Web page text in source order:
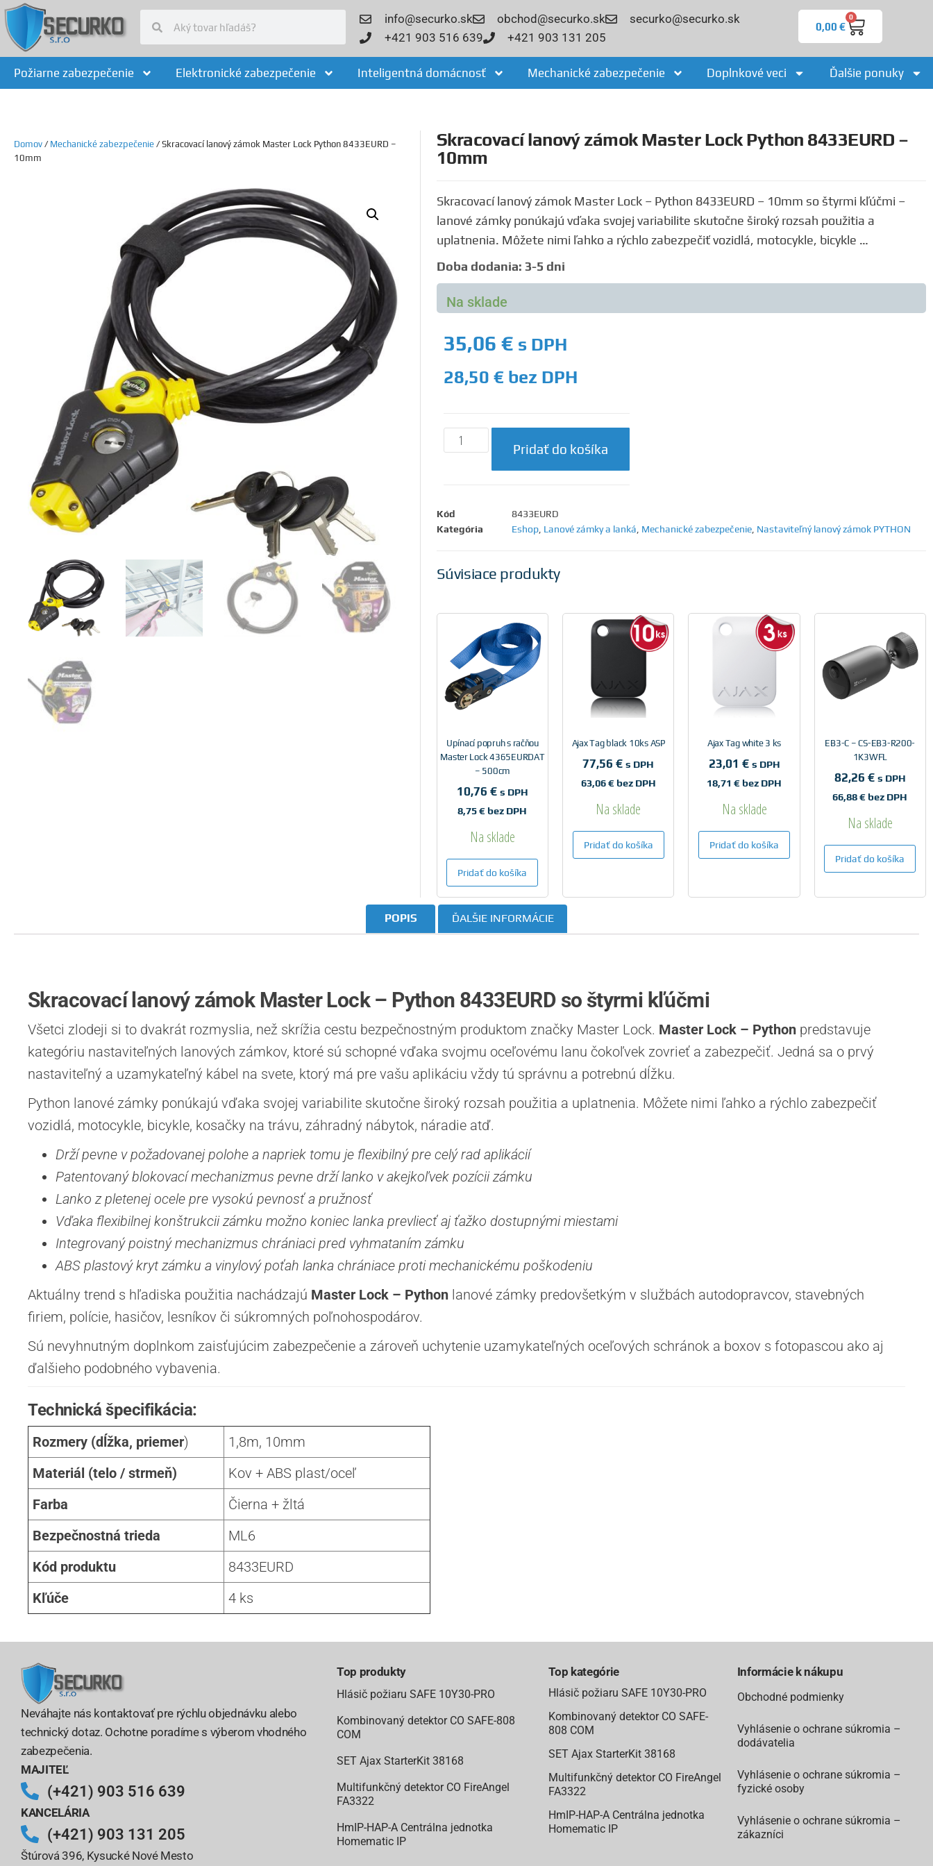
info@securko.sk obchod@securko.sk
securko@securko.sk
+421 903 516 639
+421 903 131 205
0,00 €
0
Požiarne zabezpečenie Elektronické zabezpečenie Inteligentná domácnosť Mechanické zabezpečenie Doplnkové veci Ďalšie ponuky
Domov / Mechanické zabezpečenie / Skracovací lanový zámok Master Lock Python 8433EURD –
10mm
Skracovací lanový zámok Master Lock Python 8433EURD –
10mm
Skracovací lanový zámok Master Lock – Python 8433EURD – 10mm so štyrmi kľúčmi –
lanové zámky ponúkajú vďaka svojej variabilite skutočne široký rozsah použitia a
uplatnenia. Môžete nimi ľahko a rýchlo zabezpečiť vozidlá, motocykle, bicykle …
Doba dodania: 3-5 dni
Na sklade
35,06 € s DPH
28,50 €bez DPH
Pridať do košíka
Kód
8433EURD
Kategória
Eshop, Lanové zámky a lanká Mechanické zabezpečenie, Nastaviteľný lanový zámok PYTHON
Súvisiace produkty
Upínací popruh s račňou
Master Lock 4365EURDAT
– 500cm
10,76 € s DPH
8,75€ bez DPH
Na sklade
Pridať do košíka
Ajax Tag black 10ks ASP
77,56€ s DPH
63,06€bez DPH
Na sklade
Pridať do košíka
Ajax Tag white 3 ks
23,01 € s DPH
18,71€ bez DPH
Na sklade
Pridať do košíka
EB3-C – CS-EB3-R200-
1K3WFL
82,26 € s DPH
66,88€ bez DPH
Na sklade
Pridať do košíka
POPIS ĎALŠIE INFORMÁCIE
Skracovací lanový zámok Master Lock – Python 8433EURD so štyrmi kľúčmi
Všetci zlodeji si to dvakrát rozmyslia, než skrížia cestu bezpečnostným produktom značky Master Lock. Master Lock – Python predstavuje
kategóriu nastaviteľných lanových zámkov, ktoré sú schopné vďaka svojmu oceľovému lanu čokoľvek zovrieť a zabezpečiť. Jedná sa o prvý
nastaviteľný a uzamykateľný kábel na svete, ktorý má pre vašu aplikáciu vždy tú správnu a potrebnú dĺžku.
Python lanové zámky ponúkajú vďaka svojej variabilite skutočne široký rozsah použitia a uplatnenia. Môžete nimi ľahko a rýchlo zabezpečiť
vozidlá, motocykle, bicykle, kosačky na trávu, záhradný nábytok, náradie atď.
Drží pevne v požadovanej polohe a napriek tomu je flexibilný pre celý rad aplikácií
Patentovaný blokovací mechanizmus pevne drží lanko v akejkoľvek pozícii zámku
Lanko z pletenej ocele pre vysokú pevnosť a pružnosť
Vďaka flexibilnej konštrukcii zámku možno koniec lanka prevliecť aj ťažko dostupnými miestami
Integrovaný poistný mechanizmus chrániaci pred vyhmataním zámku
ABS plastový kryt zámku a vinylový poťah lanka chrániace proti mechanickému poškodeniu
Aktuálny trend s hľadiska použitia nachádzajú Master Lock – Python lanové zámky predovšetkým v službách autodopravcov, stavebných
firiem, polície, hasičov, lesníkov či súkromných poľnohospodárov.
Sú nevyhnutným doplnkom zaisťujúcim zabezpečenie a zároveň uchytenie uzamykateľných oceľových schránok a boxov s fotopascou ako aj
ďalšieho podobného vybavenia.
Technická špecifikácia:
Rozmery (dĺžka, priemer)
1,8m, 10mm
Materiál (telo / strmeň)
Kov + ABS plast/oceľ
Farba
Čierna + žltá
Bezpečnostná trieda
ML6
Kód produktu
8433EURD
Kľúče
4 ks
Neváhajte nás kontaktovať pre rýchlu objednávku alebo
technický dotaz. Ochotne poradíme s výberom vhodného
zabezpečenia.
MAJITEĽ
(+421) 903 516 639
KANCELÁRIA
(+421) 903 131 205
Štúrová 396, Kysucké Nové Mesto
Top produkty
Hlásič požiaru SAFE 10Y30-PRO
Kombinovaný detektor CO SAFE-808
COM
SET Ajax StarterKit 38168
Multifunkčný detektor CO FireAngel
FA3322
HmIP-HAP-A Centrálna jednotka
Homematic IP
Top kategórie
Hlásič požiaru SAFE 10Y30-PRO
Kombinovaný detektor CO SAFE-
808 COM
SET Ajax StarterKit 38168
Multifunkčný detektor CO FireAngel
FA3322
HmIP-HAP-A Centrálna jednotka
Homematic IP
Informácie k nákupu
Obchodné podmienky
Vyhlásenie o ochrane súkromia –
dodávatelia
Vyhlásenie o ochrane súkromia –
fyzické osoby
Vyhlásenie o ochrane súkromia –
zákazníci